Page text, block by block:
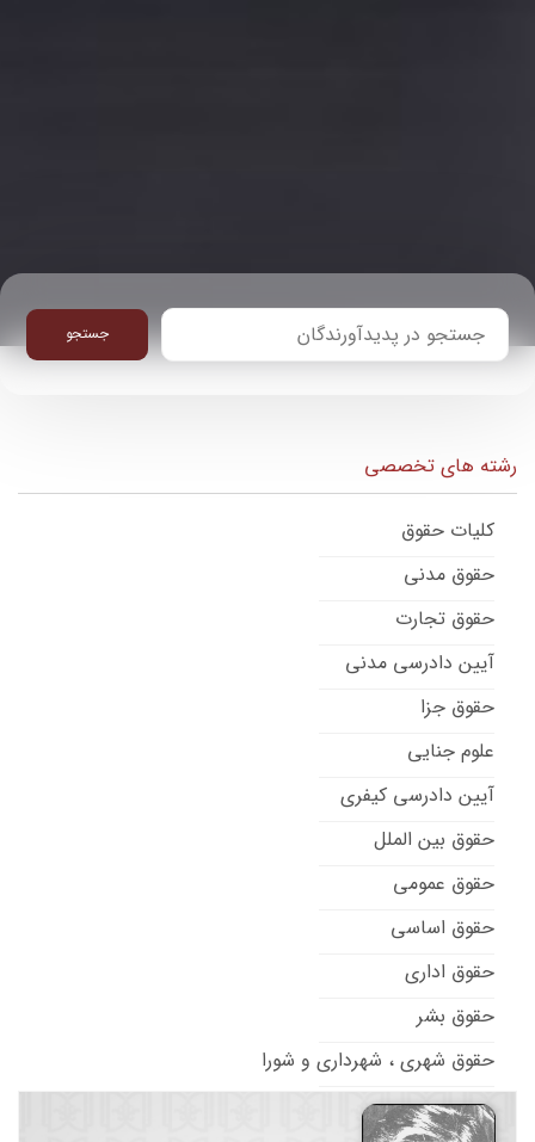
جستجو
رشته های تخصصی
کلیات حقوق
حقوق مدنی
حقوق تجارت
آیین دادرسی مدنی
حقوق جزا
علوم جنایی
آیین دادرسی کیفری
حقوق بین الملل
حقوق عمومی
حقوق اساسی
حقوق اداری
حقوق بشر
حقوق شهری ، شهرداری و شورا
حقوق تطبیقی